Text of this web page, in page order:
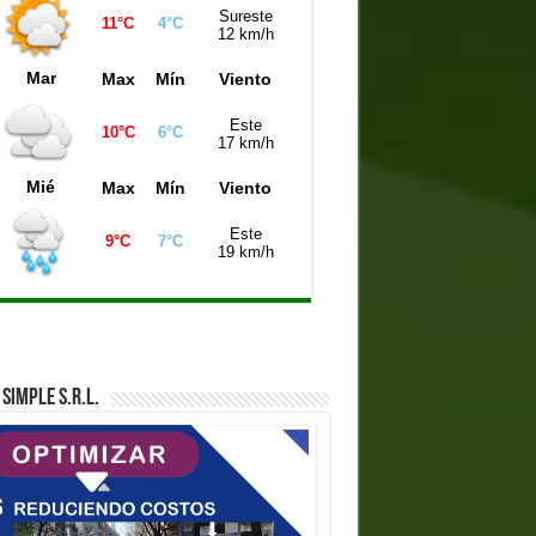
Mendoza (21:00 hs)
11°C 4°C
Sureste
12 km/h
Mar Max Mín Viento
10°C 6°C
Este
17 km/h
Mié Max Mín Viento
9°C 7°C
Este
19 km/h
S.R.L.